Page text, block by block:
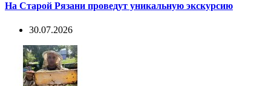
На Старой Рязани проведут уникальную экскурсию
30.07.2026